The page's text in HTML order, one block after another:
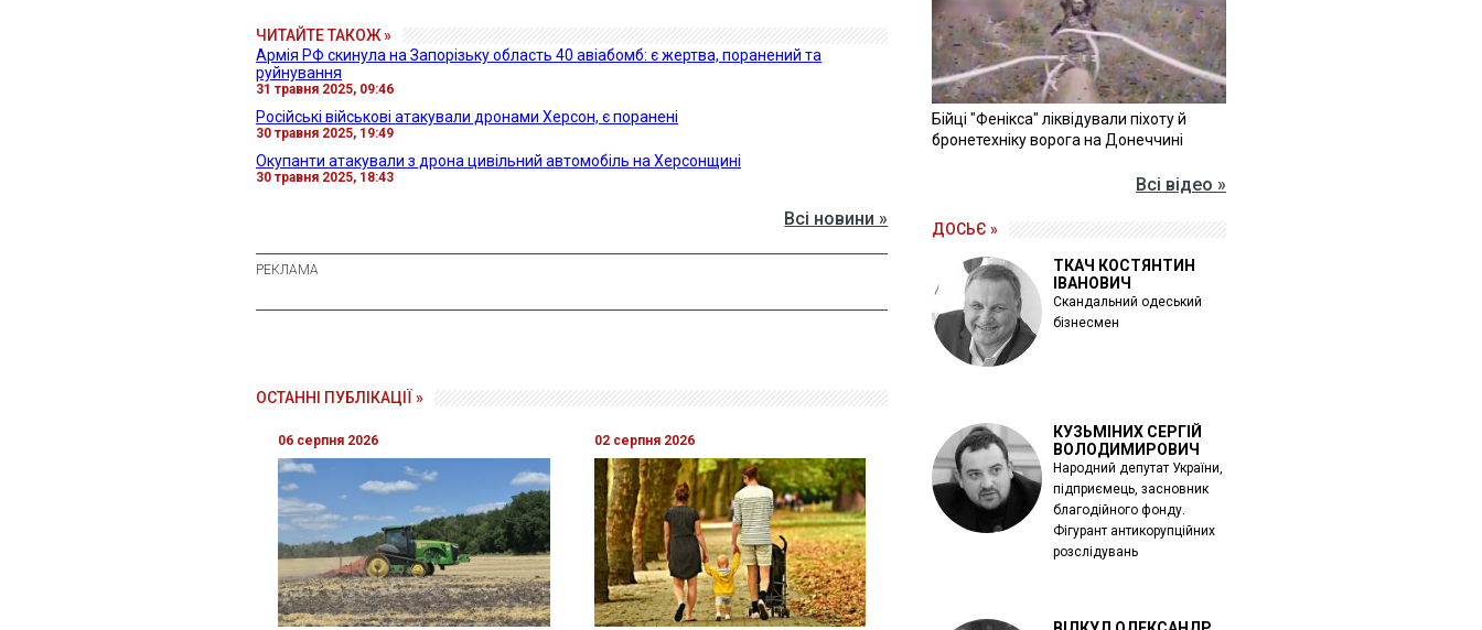
ЧИТАЙТЕ ТАКОЖ »
Армія РФ скинула на Запорізьку область 40 авіабомб: є жертва, поранений та
руйнування
31 травня 2025, 09:46
Російські військові атакували дронами Херсон, є поранені
30 травня 2025, 19:49
Окупанти атакували з дрона цивільний автомобіль на Херсонщині
30 травня 2025, 18:43
Всі новини »
ОСТАННІ ПУБЛІКАЦІЇ »
06 серпня 2026 02 серпня 2026
Бійці "Фенікса" ліквідували піхоту й
бронетехніку ворога на Донеччині
Всі відео »
ДОСЬЄ »
ТКАЧ КОСТЯНТИН
ІВАНОВИЧ
Скандальний одеський
бізнесмен
КУЗЬМІНИХ СЕРГІЙ
ВОЛОДИМИРОВИЧ
Народний депутат України,
підприємець, засновник
благодійного фонду.
Фігурант антикорупційних
розслідувань